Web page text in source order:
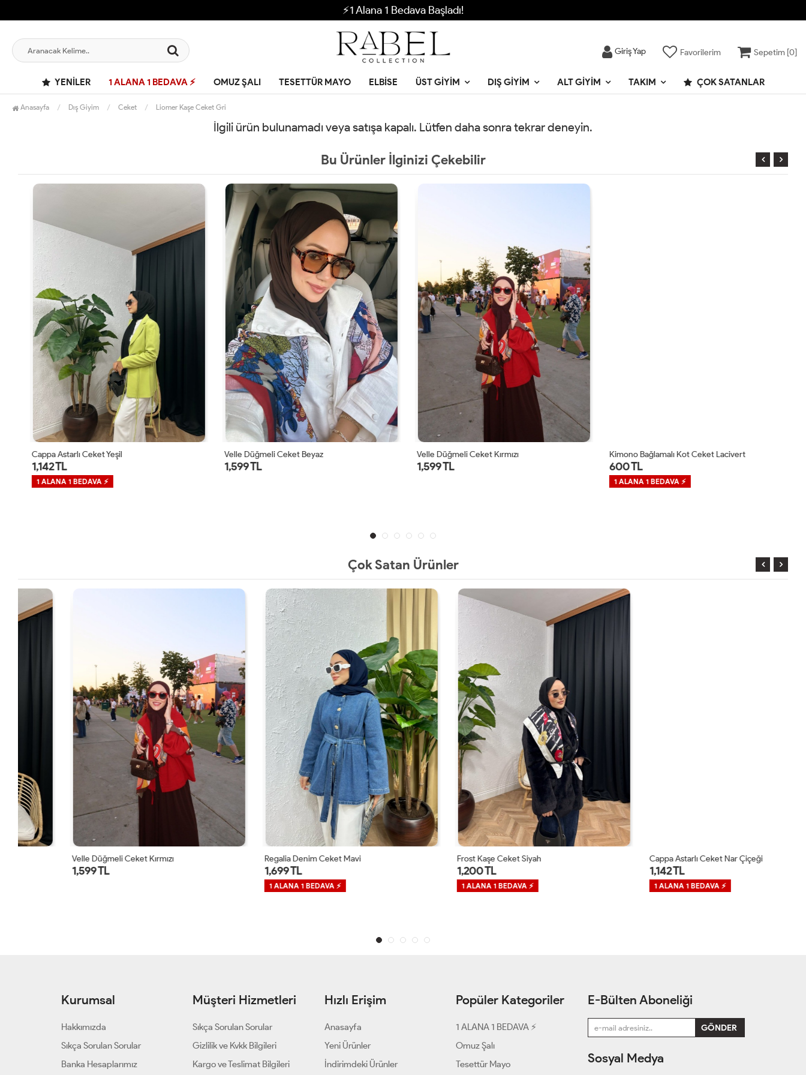
⚡1 Alana 1 Bedava Başladı!
Giriş Yap Favorilerim Sepetim [0]
YENILER 1 ALANA 1 BEDAVA ⚡ OMUZ ŞALI TESETTÜR MAYO ELBISE ÜST GIYIM DIŞ GIYIM ALT GIYIM TAKIM ÇOK SATANLAR
Anasayfa Dış Giyim Ceket Liomer Kaşe Ceket Gri
İlgili ürün bulunamadı veya satışa kapalı. Lütfen daha sonra tekrar deneyin.
Bu Ürünler İlginizi Çekebilir
Cappa Astarlı Ceket Yeşil
1,142 TL
1 ALANA 1 BEDAVA ⚡
Velle Düğmeli Ceket Beyaz
1,599 TL
Velle Düğmeli Ceket Kırmızı
1,599 TL
Kimono Bağlamalı Kot Ceket Lacivert
600 TL
1 ALANA 1 BEDAVA ⚡
Çok Satan Ürünler
Velle Düğmeli Ceket Kırmızı Regalia Denim Ceket Mavi
1 ALANA 1 BEDAVA ⚡
Frost Kaşe Ceket Siyah
1 ALANA 1 BEDAVA ⚡
Cappa Astarlı Ceket Nar Çiçeği
1 ALANA 1 BEDAVA ⚡
Kurumsal
Hakkımızda
Sıkça Sorulan Sorular
Banka Hesaplarımız
Müşteri Hizmetleri
Sıkça Sorulan Sorular
Gizlilik ve Kvkk Bilgileri
Kargo ve Teslimat Bilgileri
Hızlı Erişim
Anasayfa
Yeni Ürünler
İndirimdeki Ürünler
Popüler Kategoriler
1 ALANA 1 BEDAVA ⚡
Omuz Şalı
Tesettür Mayo
E-Bülten Aboneliği
Sosyal Medya